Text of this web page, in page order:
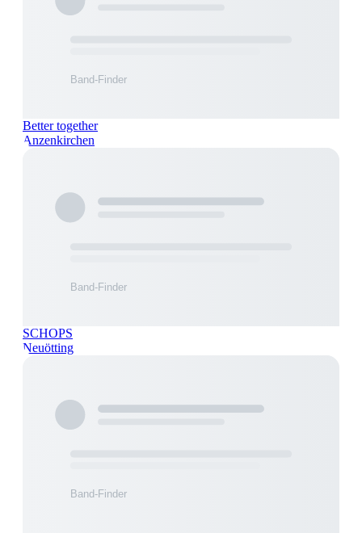
Better together
Anzenkirchen
SCHOPS
Neuötting